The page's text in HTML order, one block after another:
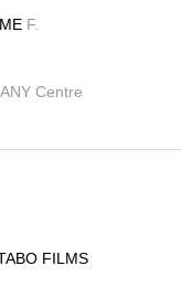
F.
Centre
FILMS